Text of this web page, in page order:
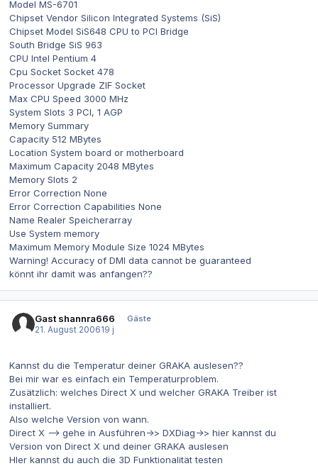
Model MS-6701
Chipset Vendor Silicon Integrated Systems (SiS)
Chipset Model SiS648 CPU to PCI Bridge
South Bridge SiS 963
CPU Intel Pentium 4
Cpu Socket Socket 478
Processor Upgrade ZIF Socket
Max CPU Speed 3000 MHz
System Slots 3 PCI, 1 AGP
Memory Summary
Capacity 512 MBytes
Location System board or motherboard
Maximum Capacity 2048 MBytes
Memory Slots 2
Error Correction None
Error Correction Capabilities None
Name Realer Speicherarray
Use System memory
Maximum Memory Module Size 1024 MBytes
Warning! Accuracy of DMI data cannot be guaranteed
könnt ihr damit was anfangen??
Gast shannra666
Gäste
21. August 200619 j
Kannst du die Temperatur deiner GRAKA auslesen??
Bei mir war es einfach ein Temperaturproblem.
Zusätzlich: welches Direct X und welcher GRAKA Treiber ist
installiert.
Also welche Version von wann.
Direct X --> gehe in Ausführen->> DXDiag->> hier kannst du
Version von Direct X und deiner GRAKA auslesen
HIer kannst du auch die 3D Funktionalität testen